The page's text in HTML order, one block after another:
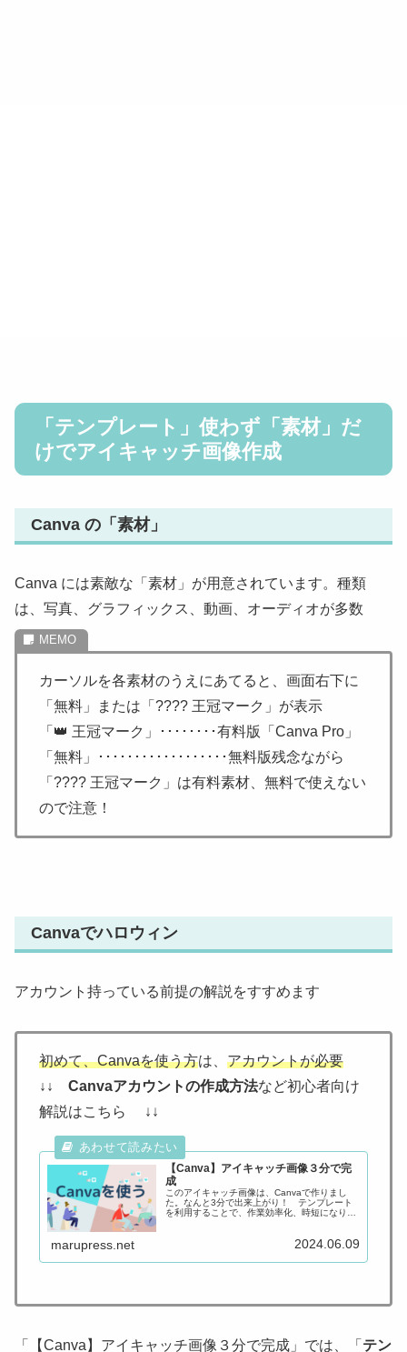
「テンプレート」使わず「素材」だ
けでアイキャッチ画像作成
Canva の「素材」
Canva には素敵な「素材」が用意されています。種類
は、写真、グラフィックス、動画、オーディオが多数
カーソルを各素材のうえにあてると、画面右下に
「無料」または「???? 王冠マーク」が表示
「👑 王冠マーク」････････有料版「Canva Pro」
「無料」･･････････････････無料版残念ながら
「???? 王冠マーク」は有料素材、無料で使えない
ので注意！
Canvaでハロウィン
アカウント持っている前提の解説をすすめます
初めて、Canvaを使う方は、 アカウントが必要
↓↓ Canvaアカウントの作成方法など初心者向け
解説はこちら ↓↓
【Canva】アイキャッチ画像３分で完
成
このアイキャッチ画像は、Canvaで作りまし
た。なんと3分で出来上がり！ テンプレート
を利用することで、作業効率化、時短になりま
marupress.net 2024.06.09
「【Canva】アイキャッチ画像３分で完成」では、「 テン